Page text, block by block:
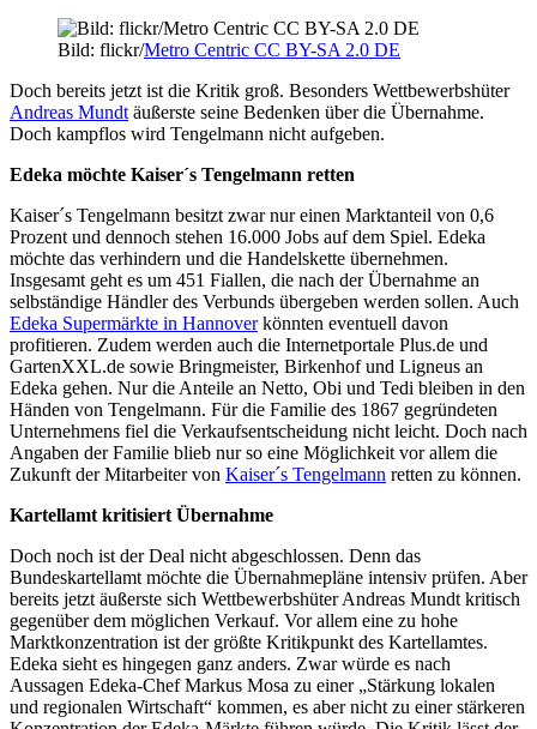
Bild: flickr/Metro Centric CC BY-SA 2.0 DE
Doch bereits jetzt ist die Kritik groß. Besonders Wettbewerbshüter
Andreas Mundt äußerste seine Bedenken über die Übernahme.
Doch kampflos wird Tengelmann nicht aufgeben.
Edeka möchte Kaiser´s Tengelmann retten
Kaiser´s Tengelmann besitzt zwar nur einen Marktanteil von 0,6
Prozent und dennoch stehen 16.000 Jobs auf dem Spiel. Edeka
möchte das verhindern und die Handelskette übernehmen.
Insgesamt geht es um 451 Fiallen, die nach der Übernahme an
selbständige Händler des Verbunds übergeben werden sollen. Auch
Edeka Supermärkte in Hannoverkönnten eventuell davon
profitieren. Zudem werden auch die Internetportale Plus.de und
GartenXXL.de sowie Bringmeister, Birkenhof und Ligneus an
Edeka gehen. Nur die Anteile an Netto, Obi und Tedi bleiben in den
Händen von Tengelmann. Für die Familie des 1867 gegründeten
Unternehmens fiel die Verkaufsentscheidung nicht leicht. Doch nach
Angaben der Familie blieb nur so eine Möglichkeit vor allem die
Zukunft der Mitarbeiter von Kaiser´s Tengelmann retten zu können.
Kartellamt kritisiert Übernahme
Doch noch ist der Deal nicht abgeschlossen. Denn das
Bundeskartellamt möchte die Übernahmepläne intensiv prüfen. Aber
bereits jetzt äußerste sich Wettbewerbshüter Andreas Mundt kritisch
gegenüber dem möglichen Verkauf. Vor allem eine zu hohe
Marktkonzentration ist der größte Kritikpunkt des Kartellamtes.
Edeka sieht es hingegen ganz anders. Zwar würde es nach
Aussagen Edeka-Chef Markus Mosa zu einer „Stärkung lokalen
und regionalen Wirtschaft“ kommen, es aber nicht zu einer stärkeren